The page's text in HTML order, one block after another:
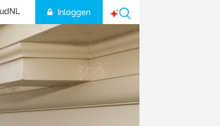
Inloggen